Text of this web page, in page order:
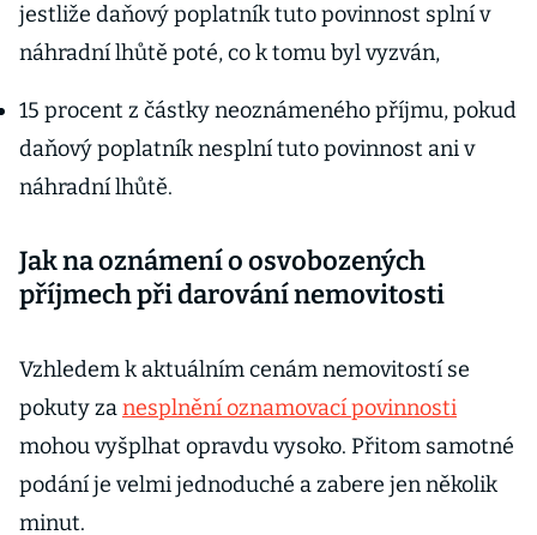
jestliže daňový poplatník tuto povinnost splní v
náhradní lhůtě poté, co k tomu byl vyzván,
15 procent z částky neoznámeného příjmu, pokud
daňový poplatník nesplní tuto povinnost ani v
náhradní lhůtě.
Jak na oznámení o osvobozených
příjmech při darování nemovitosti
Vzhledem k aktuálním cenám nemovitostí se
pokuty zanesplnění oznamovací povinnosti
mohou vyšplhat opravdu vysoko. Přitom samotné
podání je velmi jednoduché a zabere jen několik
minut.